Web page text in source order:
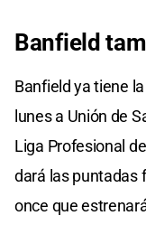
Banfield
Banfield ya tiene
lunes a Unión de
Liga Profesional
dará las puntadas
once que